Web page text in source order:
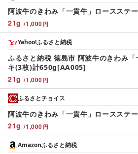
21g /1,000 円
阿波牛のきわみ「一貫牛」ロースステ
21g /1,000 円
Yahoo!ふるさと納税
ふるさと納税 徳島市 阿波牛のきわみ
キ(3枚)計650g[AA005]
21g /1,000 円
ふるさとチョイス
阿波牛のきわみ「一貫牛」ロースステ
Amazonふるさと納税